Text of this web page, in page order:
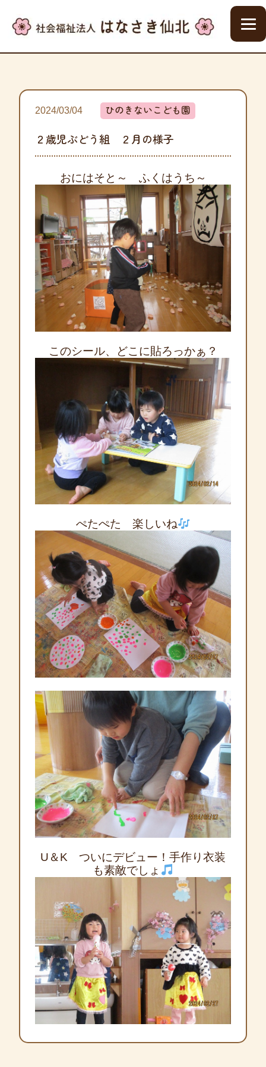
2024/03/04 ひのきないこども園
２歳児ぶどう組 ２月の様子
おにはそと～ ふくはうち～
このシール、どこに貼ろっかぁ？
ぺたぺた 楽しいね
U＆K ついにデビュー！手作り衣装
も素敵でしょ